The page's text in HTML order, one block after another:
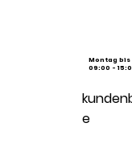
Montag bis
09:00 -
e